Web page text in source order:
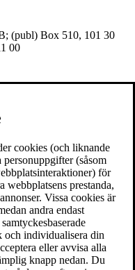
(publ) Box 510, 101 30
00
cookies (och liknande
(såsom
för
webbplatsens prestanda,
Vissa cookies är
andra endast
och individualisera din
eller avvisa alla
knapp nedan. Du